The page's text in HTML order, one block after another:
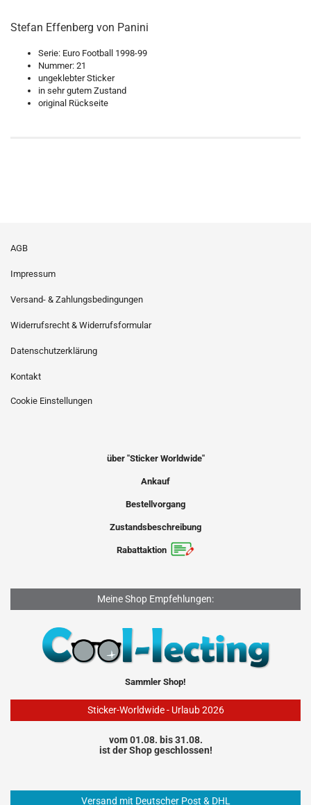
Stefan Effenberg von Panini
Serie: Euro Football 1998-99
Nummer: 21
ungeklebter Sticker
in sehr gutem Zustand
original Rückseite
AGB
Impressum
Versand- & Zahlungsbedingungen
Widerrufsrecht & Widerrufsformular
Datenschutzerklärung
Kontakt
Cookie Einstellungen
über "Sticker Worldwide"
Ankauf
Bestellvorgang
Zustandsbeschreibung
Rabattaktion
Meine Shop Empfehlungen:
Sammler Shop!
Sticker-Worldwide - Urlaub 2026
vom 01.08. bis 31.08.
ist der Shop geschlossen!
Versand mit Deutscher Post & DHL